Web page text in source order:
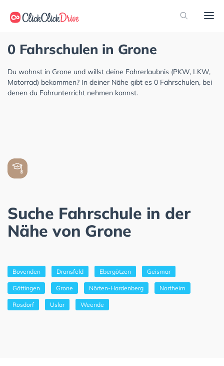
0 Fahrschulen in Grone
Du wohnst in Grone und willst deine Fahrerlaubnis (PKW, LKW,
Motorrad) bekommen? In deiner Nähe gibt es 0 Fahrschulen, bei
denen du Fahrunterricht nehmen kannst.
Suche Fahrschule in der
Nähe von Grone
Bovenden Dransfeld Ebergötzen Geismar
Göttingen Grone Nörten-Hardenberg Northeim
Rosdorf Uslar Weende